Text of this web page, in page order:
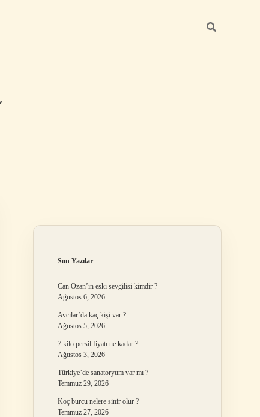
Son Yazılar
Can Ozan’ın eski sevgilisi kimdir ?
Ağustos 6, 2026
Avcılar’da kaç kişi var ?
Ağustos 5, 2026
7 kilo persil fiyatı ne kadar ?
Ağustos 3, 2026
Türkiye’de sanatoryum var mı ?
Temmuz 29, 2026
Koç burcu nelere sinir olur ?
Temmuz 27, 2026